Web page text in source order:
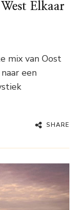
Elkaar
mix van Oost
een
SHARE